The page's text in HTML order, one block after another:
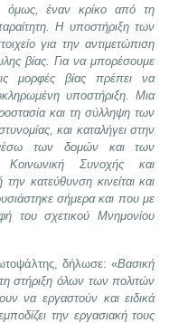
όμως, έναν κρίκο από τη
Η υποστήριξη των
για την αντιμετώπιση
βίας. Για να μπορέσουμε
μορφές βίας πρέπει να
υποστήριξη. Μια
και τη σύλληψη των
και καταλήγει στην
των δομών και των
Κοινωνική Συνοχής και
κατεύθυνση κινείται και
σήμερα και που με
του σχετικού Μνημονίου
δήλωσε: «Βασική
στήριξη όλων των πολιτών
να εργαστούν και ειδικά
την εργασιακή τους